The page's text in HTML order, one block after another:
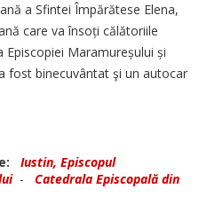
a Sfintei Împărătese Elena,
care va însoți călătoriile
Episcopiei Mara­mureșului și
fost binecuvântat şi un autocar
Iustin, Episcopul
- Catedrala Episcopală din